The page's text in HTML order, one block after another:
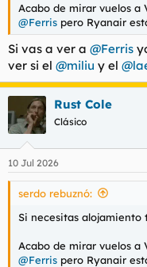
Acabo de mirar vuelos a
@Ferris pero Ryanair
Si vas a ver a @Ferris
ver si el @miliu y el
Rust Cole
Clásico
10 Jul 2026
serdo rebuznó:
Si necesitas
Acabo de mirar vuelos a
@Ferris pero Ryanair